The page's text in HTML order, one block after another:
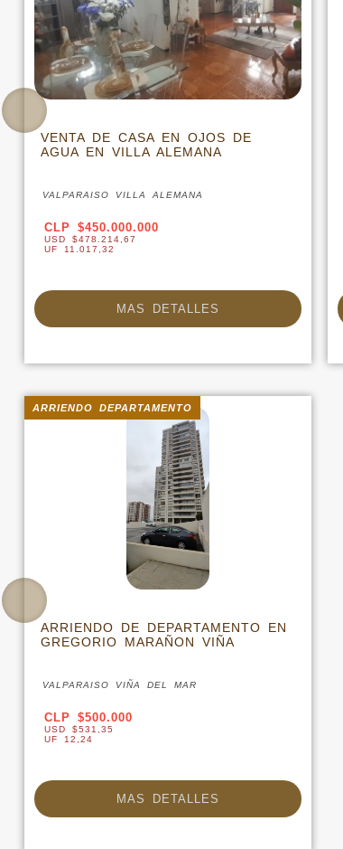
VENTA DE CASA EN OJOS DE
AGUA EN VILLA ALEMANA
VALPARAISO VILLA ALEMANA
CLP $450.000.000
USD $478.214,67
UF 11.017,32
MAS DETALLES
ARRIENDO DE DEPARTAMENTO EN
GREGORIO MARAÑON VIÑA
VALPARAISO VIÑA DEL MAR
ARRIENDO DEPARTAMENTO
CLP $500.000
USD $531,35
UF 12,24
MAS DETALLES